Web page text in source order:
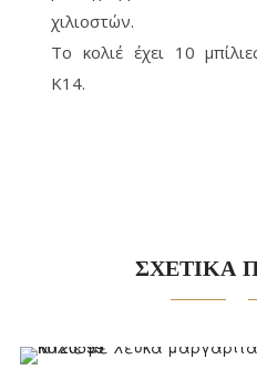
χιλιοστών.
Το κολιέ έχει 10
Κ14.
ΣΧΕΤΙΚΑ